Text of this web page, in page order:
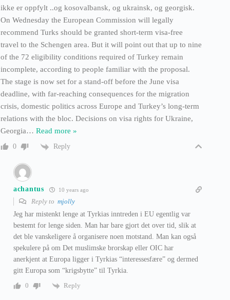
ikke er oppfylt ..og kosovalbansk, og ukrainsk, og georgisk.
On Wednesday the European Commission will legally
recommend Turks should be granted short-term visa-free
travel to the Schengen area. But it will point out that up to nine
of the 72 eligibility conditions required of Turkey remain
incomplete, according to people familiar with the proposal.
The stage is now set for a stand-off before the June visa
deadline, with far-reaching consequences for the migration
crisis, domestic politics across Europe and Turkey’s long-term
relations with the bloc. Decisions on visa rights for Ukraine,
Georgia… Read more »
0 Reply
achantus 10 years ago
Reply to mjolly
Jeg har mistenkt lenge at Tyrkias inntreden i EU egentlig var
bestemt for lenge siden. Man har bare gjort det over tid, slik at
det ble vanskeligere å organisere noen motstand. Man kan også
spekulere på om Det muslimske brorskap eller OIC har
anerkjent at Europa ligger i Tyrkias “interessesfære” og dermed
gitt Europa som “krigsbytte” til Tyrkia.
0
Reply